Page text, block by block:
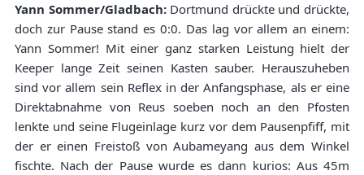
Yann Sommer/Gladbach: Dortmund drückte und drückte,
doch zur Pause stand es 0:0. Das lag vor allem an einem:
Yann Sommer! Mit einer ganz starken Leistung hielt der
Keeper lange Zeit seinen Kasten sauber. Herauszuheben
sind vor allem sein Reflex in der Anfangsphase, als er eine
Direktabnahme von Reus soeben noch an den Pfosten
lenkte und seine Flugeinlage kurz vor dem Pausenpfiff, mit
der er einen Freistoß von Aubameyang aus dem Winkel
fischte. Nach der Pause wurde es dann kurios: Aus 45m